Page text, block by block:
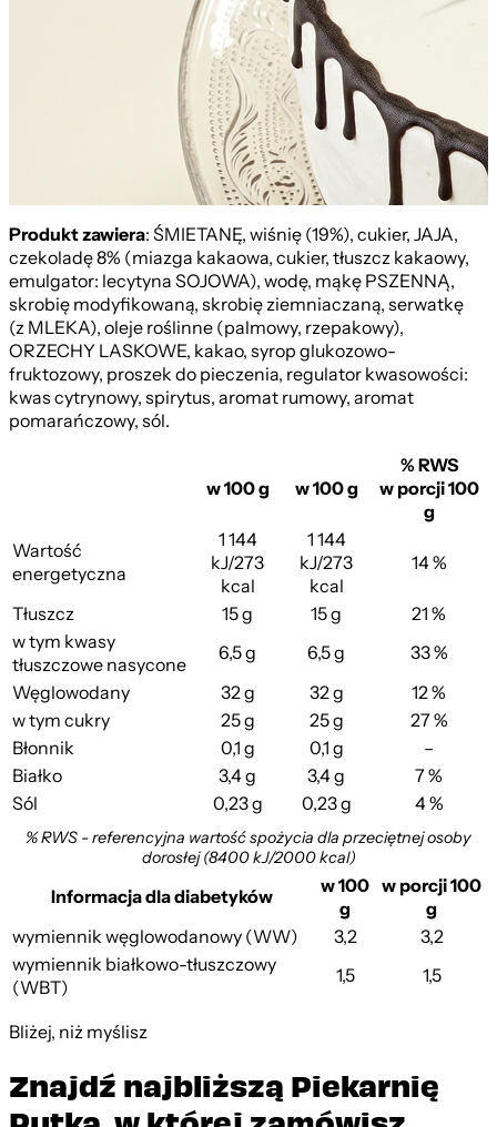
Śmietankowy z Wiśniami
Produkt zawiera: ŚMIETANĘ, wiśnię (19%), cukier, JAJA,
czekoladę 8% (miazga kakaowa, cukier, tłuszcz kakaowy,
emulgator: lecytyna SOJOWA), wodę, mąkę PSZENNĄ,
skrobię modyfikowaną, skrobię ziemniaczaną, serwatkę
(z MLEKA), oleje roślinne (palmowy, rzepakowy),
ORZECHY LASKOWE, kakao, syrop glukozowo-
fruktozowy, proszek do pieczenia, regulator kwasowości:
kwas cytrynowy, spirytus, aromat rumowy, aromat
pomarańczowy, sól.
w 100 g w 100 g
% RWS
w porcji 100
g
Wartość
energetyczna
1 144
kJ/273
kcal
1 144
kJ/273
kcal
14 %
Tłuszcz 15 g 15 g
21 %
w tym kwasy
tłuszczowe nasycone
6,5 g 6,5 g
33 %
Węglowodany
32 g 32 g
12 %
w tym cukry
25 g 25 g
27 %
Błonnik
0,1 g 0,1 g
–
Białko
3,4 g 3,4 g
7 %
Sól
0,23 g 0,23 g 4 %
% RWS - referencyjna wartość spożycia dla przeciętnej osoby
dorosłej (8400 kJ/2000 kcal)
Informacja dla diabetyków
w 100
g
w porcji 100
g
wymiennik węglowodanowy (WW)
3,2
3,2
wymiennik białkowo-tłuszczowy
(WBT)
1,5 1,5
Bliżej, niż myślisz
Znajdź najbliższą Piekarnię